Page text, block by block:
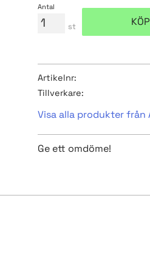
Antal
st KÖP
Artikelnr
Tillverkare
Visa alla produkter från
Ge ett omdöme!